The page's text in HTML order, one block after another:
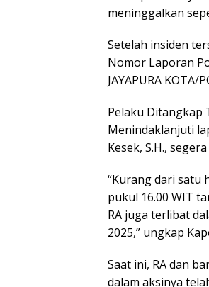
meninggalkan
Setelah insiden
Nomor Laporan
JAYAPURA
Pelaku Ditangkap
Menindaklanjuti
Kesek, S.H.,
“Kurang dari satu
pukul 16.00 WIT
RA juga terlibat
2025,” ungkap
Saat ini, RA dan
dalam aksinya